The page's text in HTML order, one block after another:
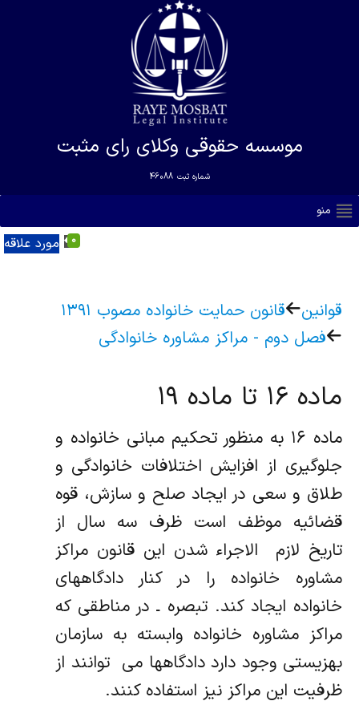
موسسه حقوقی وکلای رای مثبت
شماره ثبت 46088
منو
مورد علاقه 0
قوانین
قانون حمایت خانواده مصوب ۱۳۹۱
فصل دوم - مراکز مشاوره خانوادگی
ماده ۱۶ تا ماده ۱۹
ماده ۱۶ به منظور تحکیم مبانی خانواده و
جلوگیری از افزایش اختلافات خانوادگی و
طلاق و سعی در ایجاد صلح و سازش، قوه
قضائیه موظف است ظرف سه سال از
تاریخ لازم ‌ الاجراء شدن این قانون مراکز
مشاوره خانواده را در کنار دادگاههای
خانواده ایجاد کند. تبصره ـ در مناطقی که
مراکز مشاوره خانواده وابسته به سازمان
بهزیستی وجود دارد دادگاهها می ‌ توانند از
ظرفیت این مراکز نیز استفاده کنند.